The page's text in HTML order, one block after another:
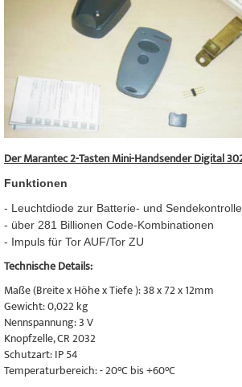
Der Marantec 2-Tasten Mini-Handsender Digital
Funktionen
- Leuchtdiode zur Batterie- und Sendekontrolle
- über 281 Billionen Code-Kombinationen
- Impuls für Tor AUF/Tor ZU
Technische Details:
Maße (Breite x Höhe x Tiefe ): 38 x 72 x 12mm
Gewicht: 0,022 kg
Nennspannung: 3 V
Knopfzelle, CR 2032
Schutzart: IP 54
Temperaturbereich: - 20°C bis +60°C